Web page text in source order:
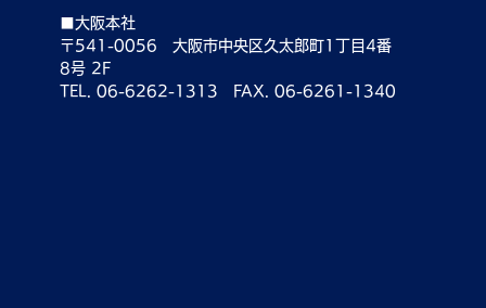
■大阪本社
〒541-0056 大阪市中央区久太郎町1丁目4番
8号 2F
TEL. 06-6262-1313 FAX. 06-6261-1340